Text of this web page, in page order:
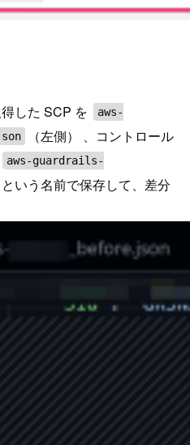
した SCP を
aws-
（左側） 、コントロール
aws-guardrails-
という名前で保存して、差分